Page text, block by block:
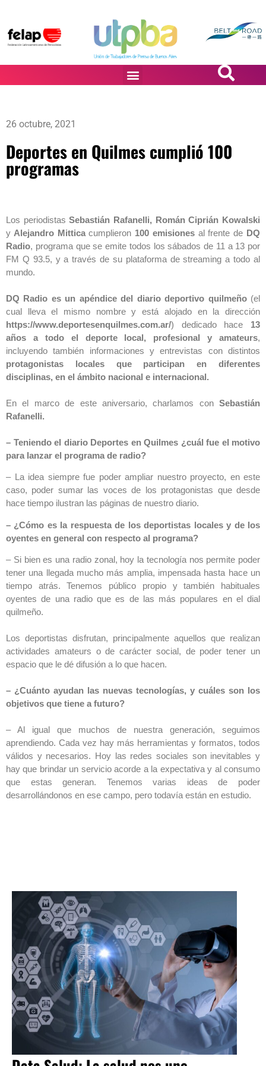
26 octubre, 2021
Deportes en Quilmes cumplió 100
programas
Los periodistasSebastián Rafanelli, Román Ciprián Kowalski
y Alejandro Mitticacumplieron 100 emisionesal frente de DQ
Radio, programa que se emite todos los sábados de 11 a 13 por
FM Q 93.5, y a través de su plataforma de streaming a todo al
mundo.
DQ Radio es un apéndice del diario deportivo quilmeño(el
cual lleva el mismo nombre y está alojado en la dirección
https://www.deportesenquilmes.com.ar/) dedicado hace 13
años a todo el deporte local, profesional y amateurs,
incluyendo también informaciones y entrevistas con distintos
protagonistas locales que participan en diferentes
disciplinas, en el ámbito nacional e internacional.
En el marco de este aniversario, charlamos con Sebastián
Rafanelli.
– Teniendo el diario Deportes en Quilmes ¿cuál fue el motivo
para lanzar el programa de radio?
– La idea siempre fue poder ampliar nuestro proyecto, en este
caso, poder sumar las voces de los protagonistas que desde
hace tiempo ilustran las páginas de nuestro diario.
– ¿Cómo es la respuesta de los deportistas locales y de los
oyentes en general con respecto al programa?
– Si bien es una radio zonal, hoy la tecnología nos permite poder
tener una llegada mucho más amplia, impensada hasta hace un
tiempo atrás. Tenemos público propio y también habituales
oyentes de una radio que es de las más populares en el dial
quilmeño.
Los deportistas disfrutan, principalmente aquellos que realizan
actividades amateurs o de carácter social, de poder tener un
espacio que le dé difusión a lo que hacen.
– ¿Cuánto ayudan las nuevas tecnologías, y cuáles son los
objetivos que tiene a futuro?
– Al igual que muchos de nuestra generación, seguimos
aprendiendo. Cada vez hay más herramientas y formatos, todos
válidos y necesarios. Hoy las redes sociales son inevitables y
hay que brindar un servicio acorde a la expectativa y al consumo
que estas generan. Tenemos varias ideas de poder
desarrollándonos en ese campo, pero todavía están en estudio.